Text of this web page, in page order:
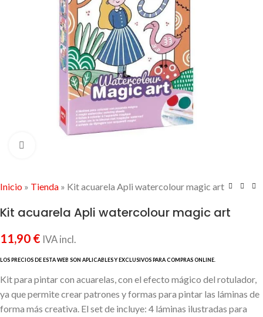
Inicio » Tienda » Kit acuarela Apli watercolour magic art
Kit acuarela Apli watercolour magic art
11,90 € IVA incl.
Kit para pintar con acuarelas, con el efecto mágico del rotulador,
ya que permite crear patrones y formas para pintar las láminas de
forma más creativa. El set de incluye: 4 láminas ilustradas para